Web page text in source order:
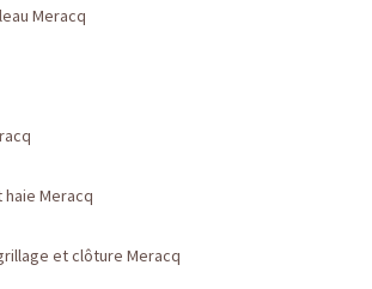
Meracq
Meracq
et clôture Meracq